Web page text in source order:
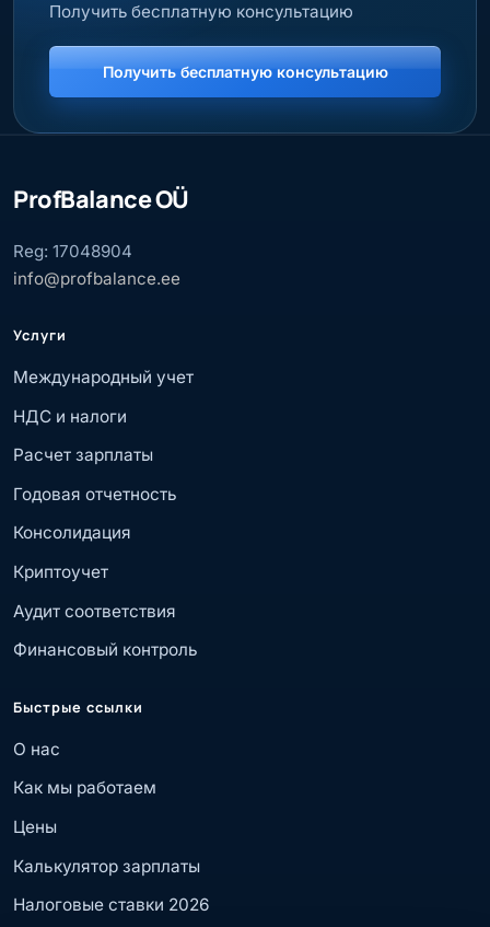
Получить бесплатную консультацию
Получить бесплатную консультацию
ProfBalance OÜ
Reg: 17048904
info@profbalance.ee
Услуги
Международный учет
НДС и налоги
Расчет зарплаты
Годовая отчетность
Консолидация
Криптоучет
Аудит соответствия
Финансовый контроль
Быстрые ссылки
О нас
Как мы работаем
Цены
Калькулятор зарплаты
Налоговые ставки 2026